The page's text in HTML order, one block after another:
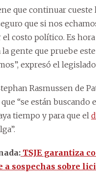
que continuar cueste
que si nos
el costo político. Es
gente que pruebe
expresó el
Rasmussen de
“se están buscando
tiempo y para que el
TSJE garantiza
a sospechas sobre